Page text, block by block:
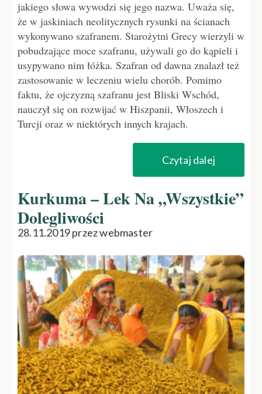
jakiego słowa wywodzi się jego nazwa. Uważa się,
że w jaskiniach neolitycznych rysunki na ścianach
wykonywano szafranem. Starożytni Grecy wierzyli w
pobudzające moce szafranu, używali go do kąpieli i
usypywano nim łóżka. Szafran od dawna znalazł też
zastosowanie w leczeniu wielu chorób. Pomimo
faktu, że ojczyzną szafranu jest Bliski Wschód,
nauczył się on rozwijać w Hiszpanii, Włoszech i
Turcji oraz w niektórych innych krajach.
Czytaj dalej
Kurkuma – Lek Na „wszystkie”
Dolegliwości
28.11.2019 przez webmaster